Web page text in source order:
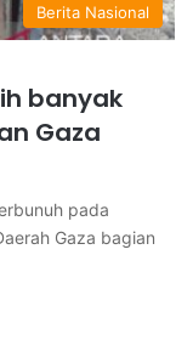
Berita Nasional
banyak
Gaza
pada
Gaza bagian